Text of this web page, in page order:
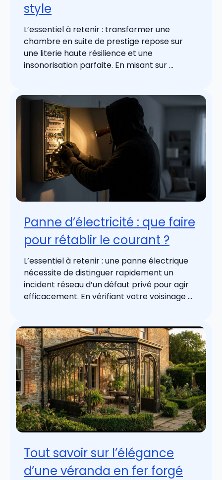
style
L’essentiel à retenir : transformer une
chambre en suite de prestige repose sur
une literie haute résilience et une
insonorisation parfaite. En misant sur ...
Panne d’électricité : que faire
pour rétablir le courant ?
L’essentiel à retenir : une panne électrique
nécessite de distinguer rapidement un
incident réseau d’un défaut privé pour agir
efficacement. En vérifiant votre voisinage ...
Tout savoir sur l’élégance
d’une véranda en fer forgé